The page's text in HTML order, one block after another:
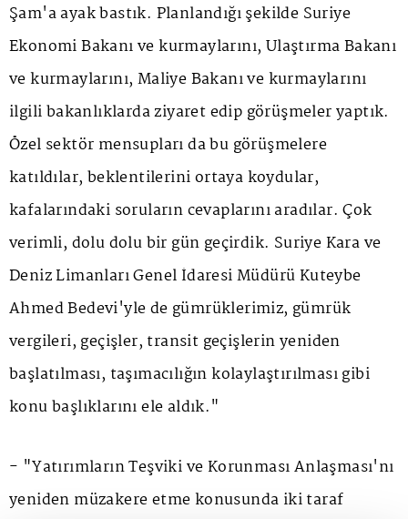
Şam'a ayak bastık. Planlandığı şekilde Suriye
Ekonomi Bakanı ve kurmaylarını, Ulaştırma Bakanı
ve kurmaylarını, Maliye Bakanı ve kurmaylarını
ilgili bakanlıklarda ziyaret edip görüşmeler yaptık.
Özel sektör mensupları da bu görüşmelere
katıldılar, beklentilerini ortaya koydular,
kafalarındaki soruların cevaplarını aradılar. Çok
verimli, dolu dolu bir gün geçirdik. Suriye Kara ve
Deniz Limanları Genel İdaresi Müdürü Kuteybe
Ahmed Bedevi'yle de gümrüklerimiz, gümrük
vergileri, geçişler, transit geçişlerin yeniden
başlatılması, taşımacılığın kolaylaştırılması gibi
konu başlıklarını ele aldık."
- "Yatırımların Teşviki ve Korunması Anlaşması'nı
yeniden müzakere etme konusunda iki taraf